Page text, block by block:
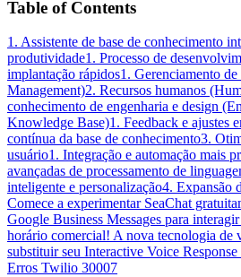
Table of Contents
1. Assistente de base de conhecimento
produtividade1. Processo de
implantação rápidos1. Gerenciamento
Management)2. Recursos humanos
conhecimento de engenharia e design
Knowledge Base)1. Feedback e ajustes
contínua da base de conhecimento3.
usuário1. Integração e automação mais
avançadas de processamento de
inteligente e personalização4. Expansão
Comece a experimentar SeaChat
Google Business Messages para
horário comercial! A nova tecnologia de
substituir seu Interactive Voice
Erros Twilio 30007